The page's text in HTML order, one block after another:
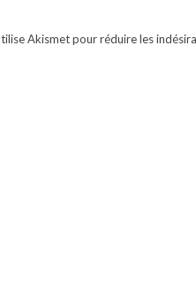
Akismet pour réduire les